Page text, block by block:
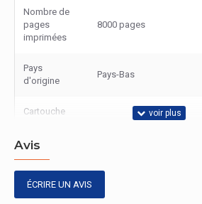
Nombre de
pages
imprimées
8000 pages
Pays
d'origine
Pays-Bas
Cartouche
Nom du
VersaLink C400/C405 -
Avis
ÉCRIRE UN AVIS